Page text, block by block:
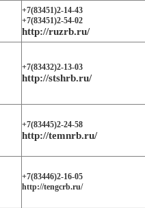
+7(83451)2-14-43
+7(83451)2-54-02
http://ruzrb.ru/
+7(83432)2-13-03
http://stshrb.ru/
+7(83445)2-24-58
http://temnrb.ru/
+7(83446)2-16-05
http://tengcrb.ru/